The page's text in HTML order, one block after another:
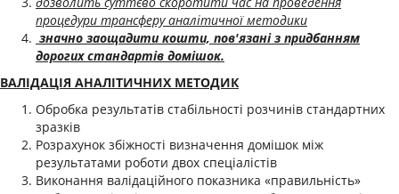
процедури трансферу аналітичної методики
значно заощадити кошти, пов'язані з придбанням
дорогих стандартів домішок.
ВАЛІДАЦІЯ АНАЛІТИЧНИХ МЕТОДИК
Обробка результатів стабільності розчинів стандартних
зразків
Розрахунок збіжності визначення домішок між
результатами роботи двох спеціалістів
Виконання валідаційного показника «правильність»